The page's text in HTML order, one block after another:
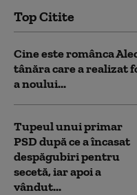
Top Citite
Cine este românca
tânăra care a realizat
a noului...
Tupeul unui primar
PSD după ce a încasat
despăgubiri pentru
secetă, iar apoi a
vândut...